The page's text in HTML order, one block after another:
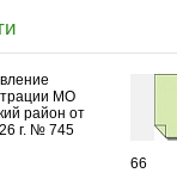
МО
район от
г. № 745
66